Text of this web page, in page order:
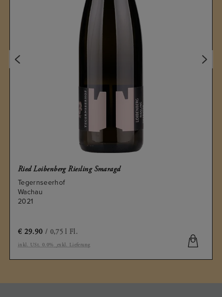
Ried Loibenberg Riesling Smaragd
Tegernseerhof
Wachau
2021
€ 29.90 / 0,75 l Fl.
inkl. USt. 0.0% exkl. Lieferung